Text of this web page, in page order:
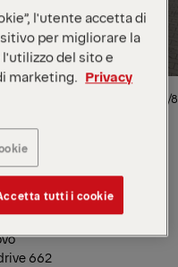
1/8
8 , PL, 86-
EMEA GmbH
richiesta
24 2026
662
l'utente accetta di
per migliorare la
del sito e
marketing.
Privacy
tutti i cookie